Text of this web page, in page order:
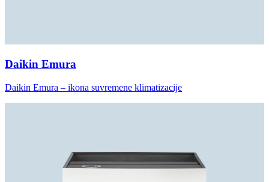
Daikin Emura
Daikin Emura – ikona suvremene klimatizacije